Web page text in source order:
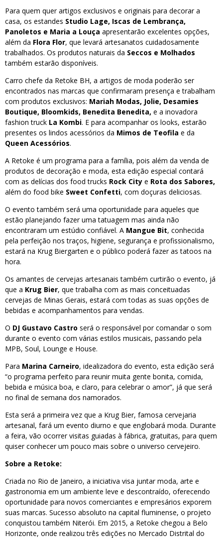
Para quem quer artigos exclusivos e originais para decorar a
casa, os estandes Studio Lage, Iscas de Lembrança,
Panoletos e Maria a Louça apresentarão excelentes opções,
além da Flora Flor, que levará artesanatos cuidadosamente
trabalhados. Os produtos naturais da Seccos e Molhados
também estarão disponíveis.
Carro chefe da Retoke BH, a artigos de moda poderão ser
encontrados nas marcas que confirmaram presença e trabalham
com produtos exclusivos: Mariah Modas, Jolie, Desamies
Boutique, Bloomkids, Benedita Benedita, e a inovadora
fashion truck La Kombi. E para acompanhar os looks, estarão
presentes os lindos acessórios da Mimos de Teofila e da
Queen Acessórios.
A Retoke é um programa para a família, pois além da venda de
produtos de decoração e moda, esta edição especial contará
com as delícias dos food trucks Rock City e Rota dos Sabores,
além do food bike Sweet Confetti, com doçuras deliciosas.
O evento também será uma oportunidade para aqueles que
estão planejando fazer uma tatuagem mas ainda não
encontraram um estúdio confiável. A Mangue Bit, conhecida
pela perfeição nos traços, higiene, segurança e profissionalismo,
estará na Krug Biergarten e o público poderá fazer as tatoos na
hora.
Os amantes de cervejas artesanais também curtirão o evento, já
que a Krug Bier, que trabalha com as mais conceituadas
cervejas de Minas Gerais, estará com todas as suas opções de
bebidas e acompanhamentos para vendas.
O DJ Gustavo Castro será o responsável por comandar o som
durante o evento com várias estilos musicais, passando pela
MPB, Soul, Lounge e House.
Para Marina Carneiro, idealizadora do evento, esta edição será
“o programa perfeito para reunir muita gente bonita, comida,
bebida e música boa, e claro, para celebrar o amor”, já que será
no final de semana dos namorados.
Esta será a primeira vez que a Krug Bier, famosa cervejaria
artesanal, fará um evento diurno e que englobará moda. Durante
a feira, vão ocorrer visitas guiadas à fábrica, gratuitas, para quem
quiser conhecer um pouco mais sobre o universo cervejeiro.
Sobre a Retoke:
Criada no Rio de Janeiro, a iniciativa visa juntar moda, arte e
gastronomia em um ambiente leve e descontraído, oferecendo
oportunidade para novos comerciantes e empresários exporem
suas marcas. Sucesso absoluto na capital fluminense, o projeto
conquistou também Niterói. Em 2015, a Retoke chegou a Belo
Horizonte, onde realizou três edições no Mercado Distrital do